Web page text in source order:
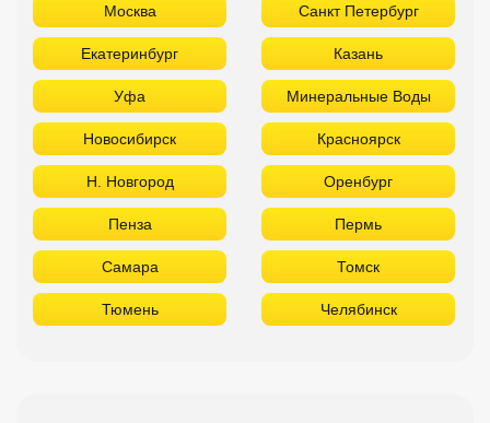
Москва Санкт Петербург
Екатеринбург Казань
Уфа Минеральные Воды
Новосибирск Красноярск
Н. Новгород Оренбург
Пенза Пермь
Самара Томск
Тюмень Челябинск